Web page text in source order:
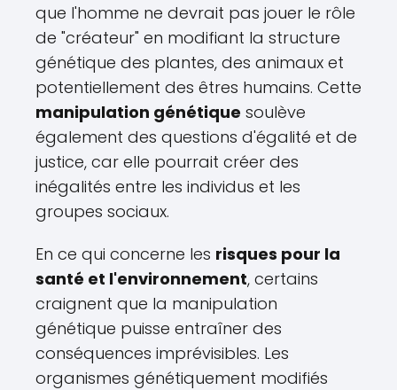
que l'homme ne devrait pas jouer le rôle
de "créateur" en modifiant la structure
génétique des plantes, des animaux et
potentiellement des êtres humains. Cette
manipulation génétique soulève
également des questions d'égalité et de
justice, car elle pourrait créer des
inégalités entre les individus et les
groupes sociaux.
En ce qui concerne les risques pour la
santé et l'environnement, certains
craignent que la manipulation
génétique puisse entraîner des
conséquences imprévisibles. Les
organismes génétiquement modifiés